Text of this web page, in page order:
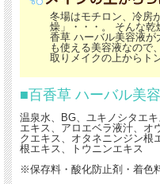
冬場はモチロン、冷房
燥」・・・。 そんな
香草 ハーバル美容液
も使える美容液なので
取りメイクの上からト
■百香草 ハーバル美
温泉水、BG、ユキノシタエ
エキス、アロエベラ液汁、オ
クエキス、オタネニンジン根
根エキス、トウニンエキス
※保存料・酸化防止剤・着色